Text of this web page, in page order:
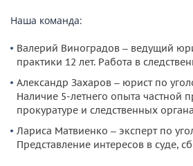
Наша команда:
Валерий Виноградов – ведущий
практики 12 лет. Работа в
Александр Захаров – юрист по
Наличие 5-летнего опыта частной
прокуратуре и следственных
Лариса Матвиенко – эксперт по
Представление интересов в суде,